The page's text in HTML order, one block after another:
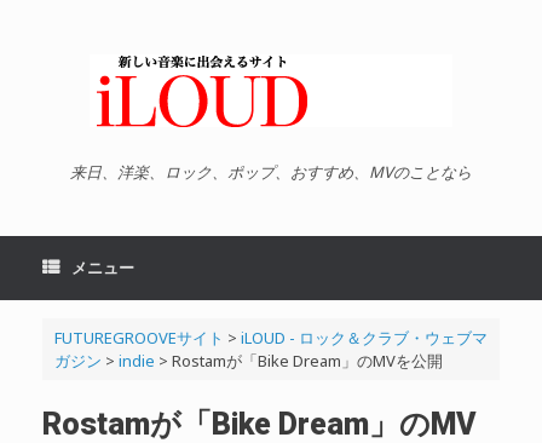
来日、洋楽、ロック、ポップ、おすすめ、MVのことなら
メニュー
FUTUREGROOVEサイト > iLOUD - ロック＆クラブ・ウェブマ
ガジン > indie > Rostamが「Bike Dream」のMVを公開
Rostamが「Bike Dream」のMV